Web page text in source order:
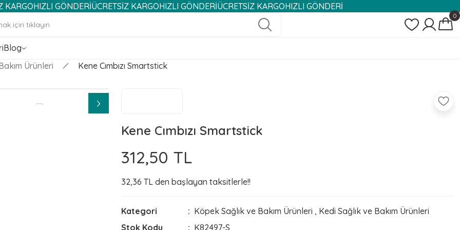
GÖNDERİ ÜCRETSİZ KARGOHIZLI GÖNDERİ ÜCRETSİZ KARGOHIZLI GÖNDERİ
0
Blog
Ürünleri Kene Cımbızı Smartstick
Kene Cımbızı Smartstick
312,50 TL
32,36 TL den başlayan taksitlerle!!
Kategori Köpek Sağlık ve Bakım Ürünleri , Kedi Sağlık ve Bakım Ürünleri
Stok Kodu
K82497-S